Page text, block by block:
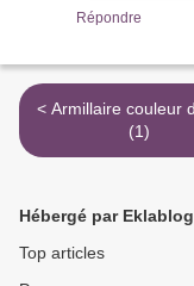
Répondre
< Armillaire couleur de miel
(1)
Hébergé par Eklablog
Top articles